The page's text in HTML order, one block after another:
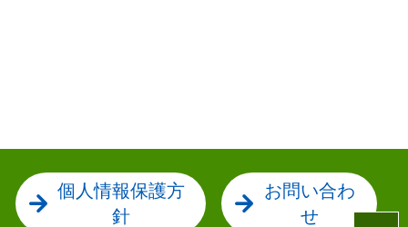
個人情報保護方
針
お問い合わ
せ